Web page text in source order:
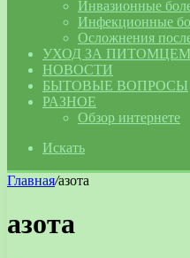
Инвазионные
Инфекционные
Осложнения
УХОД ЗА ПИТОМЦЕМ
НОВОСТИ
БЫТОВЫЕ ВОПРОСЫ
РАЗНОЕ
Обзор интернете
Искать
Главная/азота
азота